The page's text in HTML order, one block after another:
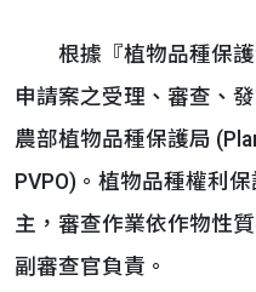
根據『植物品種保護
申請案之受理、審查、
農部植物品種保護局
PVPO)。植物品種權利
主，審查作業依作物性
副審查官負責。